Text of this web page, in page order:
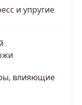
и упругие
влияющие